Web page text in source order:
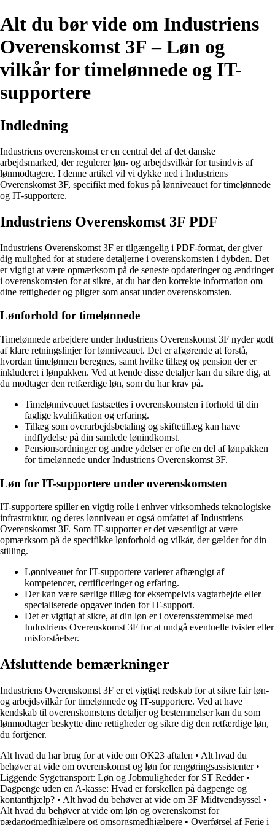
Alt du bør vide om Industriens
Overenskomst 3F – Løn og
vilkår for timelønnede og IT-
supportere
Indledning
Industriens overenskomst er en central del af det danske
arbejdsmarked, der regulerer løn- og arbejdsvilkår for tusindvis af
lønmodtagere. I denne artikel vil vi dykke ned i Industriens
Overenskomst 3F, specifikt med fokus på lønniveauet for timelønnede
og IT-supportere.
Industriens Overenskomst 3F PDF
Industriens Overenskomst 3F er tilgængelig i PDF-format, der giver
dig mulighed for at studere detaljerne i overenskomsten i dybden. Det
er vigtigt at være opmærksom på de seneste opdateringer og ændringer
i overenskomsten for at sikre, at du har den korrekte information om
dine rettigheder og pligter som ansat under overenskomsten.
Lønforhold for timelønnede
Timelønnede arbejdere under Industriens Overenskomst 3F nyder godt
af klare retningslinjer for lønniveauet. Det er afgørende at forstå,
hvordan timelønnen beregnes, samt hvilke tillæg og pension der er
inkluderet i lønpakken. Ved at kende disse detaljer kan du sikre dig, at
du modtager den retfærdige løn, som du har krav på.
Timelønniveauet fastsættes i overenskomsten i forhold til din
faglige kvalifikation og erfaring.
Tillæg som overarbejdsbetaling og skiftetillæg kan have
indflydelse på din samlede lønindkomst.
Pensionsordninger og andre ydelser er ofte en del af lønpakken
for timelønnede under Industriens Overenskomst 3F.
Løn for IT-supportere under overenskomsten
IT-supportere spiller en vigtig rolle i enhver virksomheds teknologiske
infrastruktur, og deres lønniveau er også omfattet af Industriens
Overenskomst 3F. Som IT-supporter er det væsentligt at være
opmærksom på de specifikke lønforhold og vilkår, der gælder for din
stilling.
Lønniveauet for IT-supportere varierer afhængigt af
kompetencer, certificeringer og erfaring.
Der kan være særlige tillæg for eksempelvis vagtarbejde eller
specialiserede opgaver inden for IT-support.
Det er vigtigt at sikre, at din løn er i overensstemmelse med
Industriens Overenskomst 3F for at undgå eventuelle tvister eller
misforståelser.
Afsluttende bemærkninger
Industriens Overenskomst 3F er et vigtigt redskab for at sikre fair løn-
og arbejdsvilkår for timelønnede og IT-supportere. Ved at have
kendskab til overenskomstens detaljer og bestemmelser kan du som
lønmodtager beskytte dine rettigheder og sikre dig den retfærdige løn,
du fortjener.
Alt hvad du har brug for at vide om OK23 aftalen • Alt hvad du
behøver at vide om overenskomst og løn for rengøringsassistenter•
Liggende Sygetransport: Løn og Jobmuligheder for ST Redder•
Dagpenge uden en A-kasse: Hvad er forskellen på dagpenge og
kontanthjælp? • Alt hvad du behøver at vide om 3F Midtvendsyssel •
Alt hvad du behøver at vide om løn og overenskomst for
pædagogmedhjælpere og omsorgsmedhjælpere • Overførsel af Ferie i